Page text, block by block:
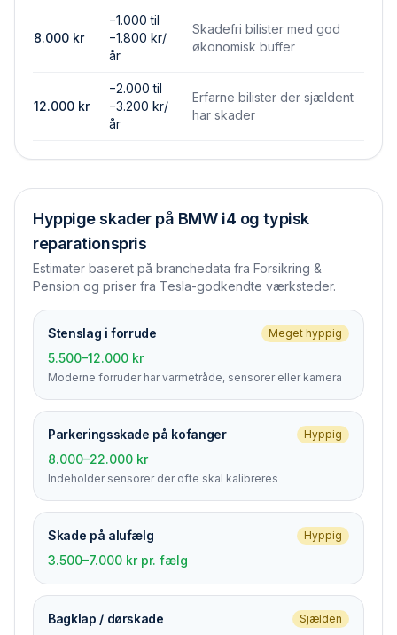
8.000 kr
−1.000 til
−1.800 kr/
år
Skadefri bilister med god
økonomisk buffer
12.000 kr
−2.000 til
−3.200 kr/
år
Erfarne bilister der sjældent
har skader
Hyppige skader på BMW i4 og typisk
reparationspris
Estimater baseret på branchedata fra Forsikring &
Pension og priser fra Tesla-godkendte værksteder.
Stenslag i forrude Meget hyppig
5.500–12.000 kr
Moderne forruder har varmetråde, sensorer eller kamera
Parkerings­skade på kofanger Hyppig
8.000–22.000 kr
Indeholder sensorer der ofte skal kalibreres
Skade på alufælg Hyppig
3.500–7.000 kr pr. fælg
Bagklap / dørskade Sjælden